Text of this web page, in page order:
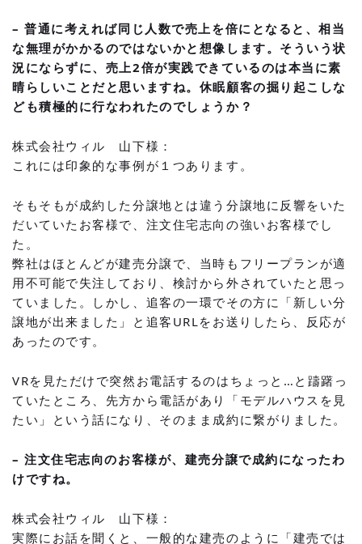
– 普通に考えれば同じ人数で売上を倍にとなると、相当
な無理がかかるのではないかと想像します。そういう状
況にならずに、売上2倍が実践できているのは本当に素
晴らしいことだと思いますね。休眠顧客の掘り起こしな
ども積極的に行なわれたのでしょうか？
株式会社ウィル 山下様：
これには印象的な事例が１つあります。
そもそもが成約した分譲地とは違う分譲地に反響をいた
だいていたお客様で、注文住宅志向の強いお客様でし
た。
弊社はほとんどが建売分譲で、当時もフリープランが適
用不可能で失注しており、検討から外されていたと思っ
ていました。しかし、追客の一環でその方に「新しい分
譲地が出来ました」と追客URLをお送りしたら、反応が
あったのです。
VRを見ただけで突然お電話するのはちょっと…と躊躇っ
ていたところ、先方から電話があり「モデルハウスを見
たい」という話になり、そのまま成約に繋がりました。
– 注文住宅志向のお客様が、建売分譲で成約になったわ
けですね。
株式会社ウィル 山下様：
実際にお話を聞くと、一般的な建売のように「建売では